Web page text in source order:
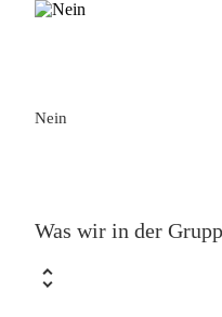
Nein
Was wir in der